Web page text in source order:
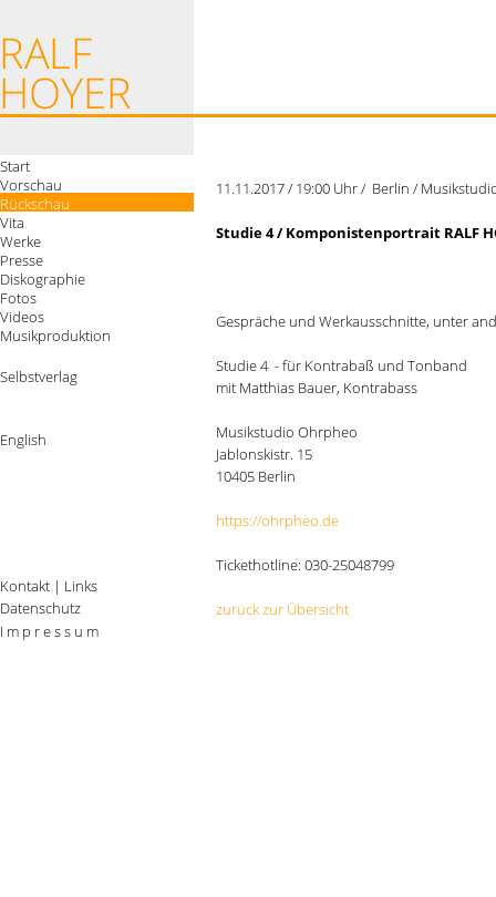
Start
Vorschau
Rückschau
Vita
Werke
Presse
Diskographie
Fotos
Videos
Musikproduktion
Selbstverlag
English
11.11.2017 / 19:00 Uhr / Berlin /
Studie 4 / Komponistenportrait RALF
Gespräche und Werkausschnitte, unter
Studie 4 - für Kontrabaß und Tonband
mit Matthias Bauer, Kontrabass
Musikstudio Ohrpheo
Jablonskistr. 15
10405 Berlin
https://ohrpheo.de
Tickethotline: 030-25048799
zurück zur Übersicht
Kontakt | Links
Datenschutz
I m p r e s s u m